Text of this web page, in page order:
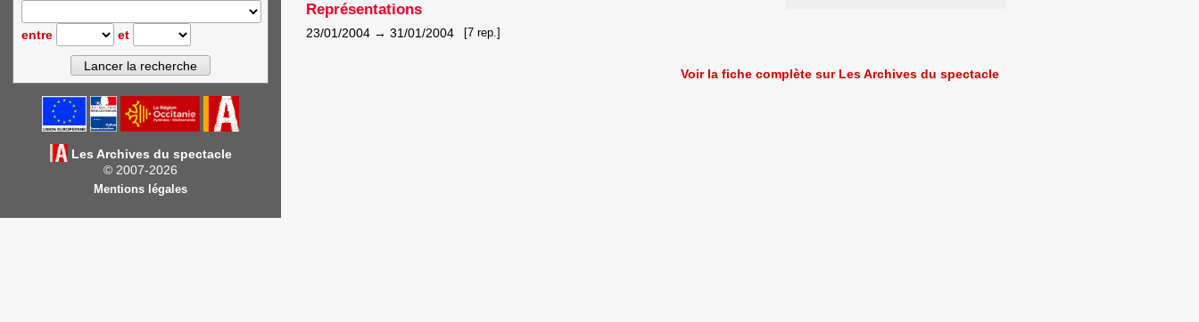
entre et
Les Archives du spectacle
© 2007-2026
Mentions légales
Représentations
23/01/2004 → 31/01/2004 [7 rep.]
Voir la fiche complète sur Les Archives du spectacle